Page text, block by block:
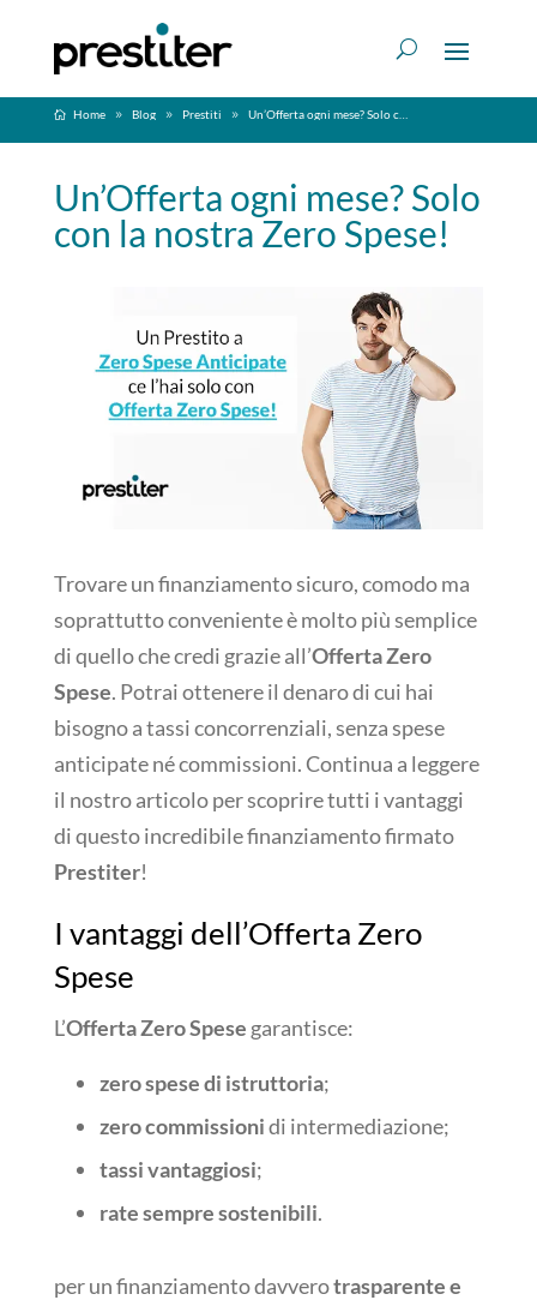
Home Blog Prestiti Un’Offerta ogni mese? Solo con la nostra Zero Spese!
Un’Offerta ogni mese? Solo
con la nostra Zero Spese!
Trovare un finanziamento sicuro, comodo ma
soprattutto conveniente è molto più semplice
di quello che credi grazie all’Offerta Zero
Spese. Potrai ottenere il denaro di cui hai
bisogno a tassi concorrenziali, senza spese
anticipate né commissioni. Continua a leggere
il nostro articolo per scoprire tutti i vantaggi
di questo incredibile finanziamento firmato
Prestiter!
I vantaggi dell’Offerta Zero
Spese
L’Offerta Zero Spese garantisce:
zero spese di istruttoria;
zero commissionidi intermediazione;
tassi vantaggiosi;
rate sempre sostenibili.
per un finanziamento davverotrasparente e